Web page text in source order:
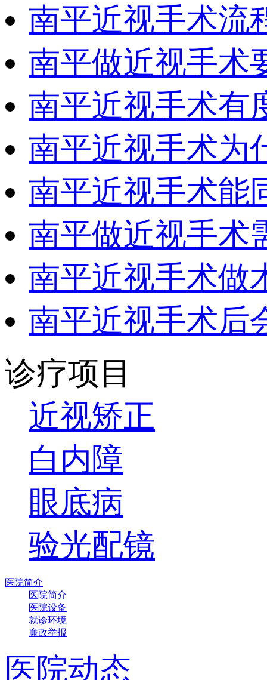
南平近视手术流
南平做近视手术
南平近视手术有
南平近视手术为
南平近视手术能
南平做近视手术
南平近视手术做
南平近视手术后
诊疗项目
近视矫正
白内障
眼底病
验光配镜
医院简介
医院简介
医院设备
就诊环境
廉政举报
医院动态